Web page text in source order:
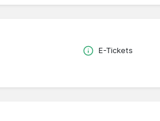
E-Tickets